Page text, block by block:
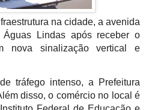
na cidade, a avenida
Lindas após receber o
nova sinalização vertical e
tráfego intenso, a Prefeitura
disso, o comércio no local é